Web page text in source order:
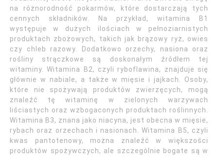
na różnorodność pokarmów, które dostarczają tych
cennych składników. Na przykład, witamina B1
występuje w dużych ilościach w pełnoziarnistych
produktach zbożowych, takich jak brązowy ryż, owies
czy chleb razowy. Dodatkowo orzechy, nasiona oraz
rośliny strączkowe są doskonałym źródłem tej
witaminy. Witamina B2, czyli ryboflawina, znajduje się
głównie w nabiale, a także w mięsie i jajkach. Osoby,
które nie spożywają produktów zwierzęcych, mogą
znaleźć tę witaminę w zielonych warzywach
liściastych oraz wzbogaconych produktach roślinnych.
Witamina B3, znana jako niacyna, jest obecna w mięsie,
rybach oraz orzechach i nasionach. Witamina B5, czyli
kwas pantotenowy, można znaleźć w większości
produktów spożywczych, ale szczególnie bogate są w